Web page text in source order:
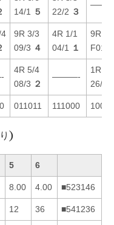
14/1
５
22/2 ３
9R 3/3
09/3 ４
4R 1/1
04/1
１
9R 4/
F01/
4R 5/4
08/3 ２
———-
1R 1/
26/5
011011 111000
)
5 6
8.00 4.00 ■523146
12 36 ■541236